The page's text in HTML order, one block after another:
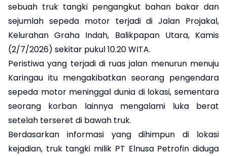
sebuah truk tangki pengangkut bahan bakar dan
sejumlah sepeda motor terjadi di Jalan Projakal,
Kelurahan Graha Indah, Balikpapan Utara, Kamis
(2/7/2026) sekitar pukul 10.20 WITA.
Peristiwa yang terjadi di ruas jalan menurun menuju
Karingau itu mengakibatkan seorang pengendara
sepeda motor meninggal dunia di lokasi, sementara
seorang korban lainnya mengalami luka berat
setelah terseret di bawah truk.
Berdasarkan informasi yang dihimpun di lokasi
kejadian, truk tangki milik PT Elnusa Petrofin diduga